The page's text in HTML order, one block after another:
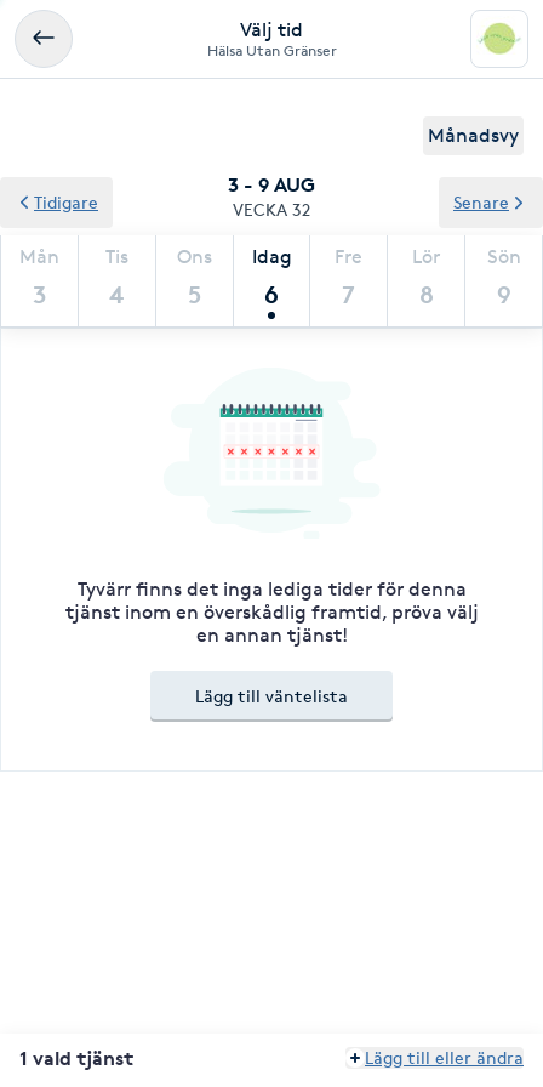
Välj tid
Hälsa Utan Gränser
Månadsvy
3 - 9 AUG
VECKA 32
Mån
3
Tis
4
Ons
5
Idag
6
Fre
7
Lör
8
Sön
9
Tidigare Senare
Tyvärr finns det inga lediga tider för denna
tjänst inom en överskådlig framtid, pröva välj
en annan tjänst!
Lägg till väntelista
1 vald tjänst Lägg till eller ändra